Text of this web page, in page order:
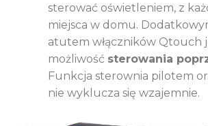
sterować oświetleniem, z
miejsca w domu.
atutem włączników Qtouch
możliwość sterowania
Funkcja sterownia pilotem
nie wyklucza się wzajemnie.